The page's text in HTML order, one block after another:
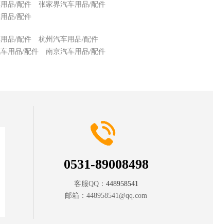
品/配件
张家界汽车用品/配件
品/配件
品/配件
杭州汽车用品/配件
用品/配件
南京汽车用品/配件
0531-89008498
客服QQ： 448958541
邮箱： 448958541@qq.com